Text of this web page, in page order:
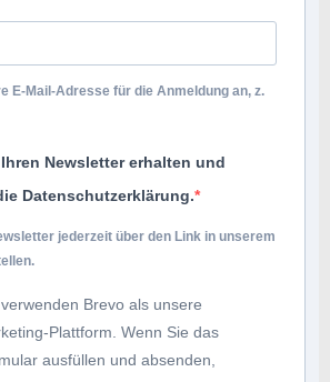
E-Mail-Adresse für die Anmeldung an, z.
Newsletter erhalten und
Datenschutzerklärung.
jederzeit über den Link in unserem
Brevo als unsere
Plattform. Wenn Sie das
ausfüllen und absenden,